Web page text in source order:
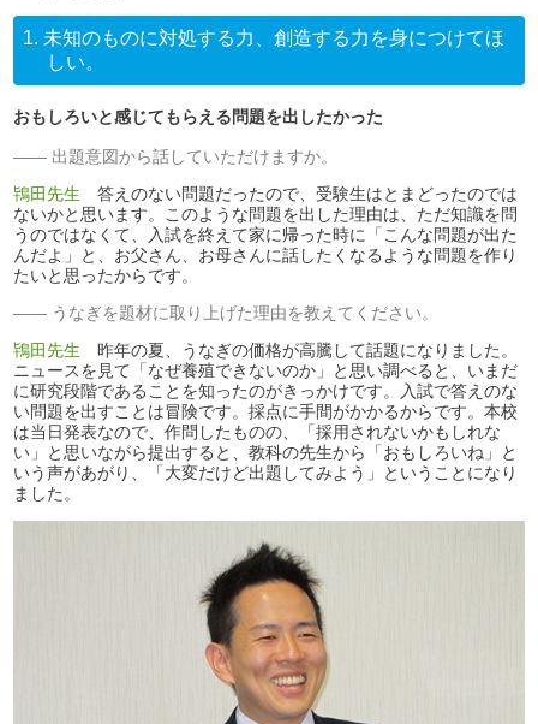
1. 未知のものに対処する力、創造する力を身につけてほ
しい。
おもしろいと感じてもらえる問題を出したかった
出題意図から話していただけますか。
鴇田先生 答えのない問題だったので、受験生はとまどったのでは
ないかと思います。このような問題を出した理由は、ただ知識を問
うのではなくて、入試を終えて家に帰った時に「こんな問題が出た
んだよ」と、お父さん、お母さんに話したくなるような問題を作り
たいと思ったからです。
うなぎを題材に取り上げた理由を教えてください。
鴇田先生 昨年の夏、うなぎの価格が高騰して話題になりました。
ニュースを見て「なぜ養殖できないのか」と思い調べると、いまだ
に研究段階であることを知ったのがきっかけです。入試で答えのな
い問題を出すことは冒険です。採点に手間がかかるからです。本校
は当日発表なので、作問したものの、「採用されないかもしれな
い」と思いながら提出すると、教科の先生から「おもしろいね」と
いう声があがり、「大変だけど出題してみよう」ということになり
ました。